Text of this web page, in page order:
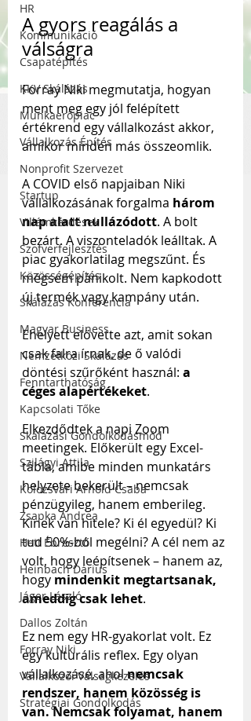
HR
Kommunikáció
Csapatépítés
KKV Skálázás
Munkaerőpiac
Vállalkozás Építés
Nonprofit Szervezet
Startup
Villámkérdések
Szofverfejlesztés
Közösségépítés
Skálázás Konferencia
Magyar Business
Nemzetközi Skálázás
Fenntarthatóság
Kapcsolati Tőke
Skálázási Gondolkodásmód
Szilágyi Attila
Kolozsvári Arnold Csaba
Zsapka Andrea
Heti Ébresztő
Heinbach Dárius
Jáger László
Dallos Zoltán
Forray Niki
Vállalkozói Válságkezelés
Stratégiai Gondolkodás
A gyors reagálás a
válságra
Forray Niki megmutatja, hogyan
ment meg egy jól felépített
értékrend egy vállalkozást akkor,
amikor minden más összeomlik.
A COVID első napjaiban Niki
vállalkozásának forgalma három
nap alatt nullázódott. A bolt
bezárt. A viszonteladók leálltak. A
piac gyakorlatilag megszűnt. És
mégsem pánikolt. Nem kapkodott
új termék vagy kampány után.
Ehelyett elővette azt, amit sokan
csak falra írnak, de ő valódi
döntési szűrőként használ: a
céges alapértékeket.
Elkezdődtek a napi Zoom
meetingek. Előkerült egy Excel-
tábla, amibe minden munkatárs
helyzete bekerült – nemcsak
pénzügyileg, hanem emberileg.
Kinek van hitele? Ki él egyedül? Ki
tud 50%-ból megélni? A cél nem az
volt, hogy leépítsenek – hanem az,
hogy mindenkit megtartsanak,
ameddig csak lehet.
Ez nem egy HR-gyakorlat volt. Ez
egy kulturális reflex. Egy olyan
vállalkozásé, ahol nemcsak
rendszer, hanem közösség is
van. Nemcsak folyamat, hanem